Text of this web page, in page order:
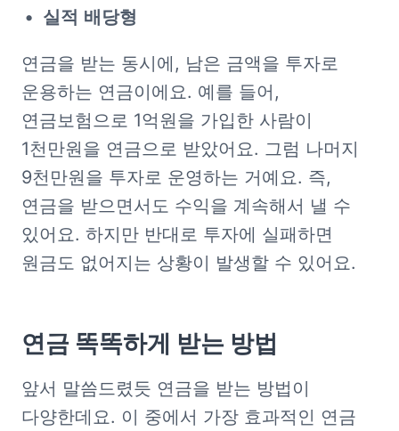
실적 배당형
연금을 받는 동시에, 남은 금액을 투자로
운용하는 연금이에요. 예를 들어,
연금보험으로 1억원을 가입한 사람이
1천만원을 연금으로 받았어요. 그럼 나머지
9천만원을 투자로 운영하는 거예요. 즉,
연금을 받으면서도 수익을 계속해서 낼 수
있어요. 하지만 반대로 투자에 실패하면
원금도 없어지는 상황이 발생할 수 있어요.
연금 똑똑하게 받는 방법
앞서 말씀드렸듯 연금을 받는 방법이
다양한데요. 이 중에서 가장 효과적인 연금